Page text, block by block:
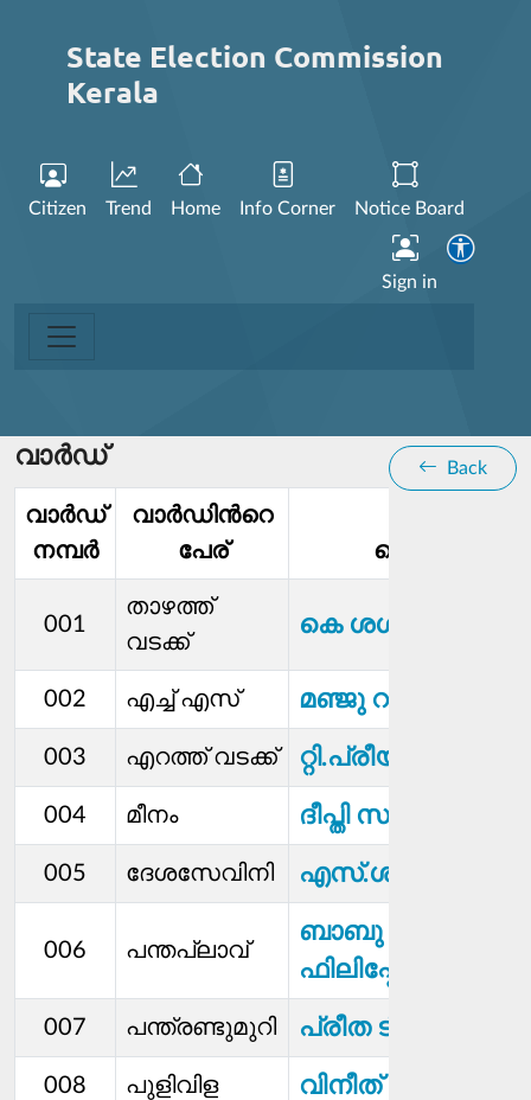
State Election Commission
Kerala
Citizen Trend Home Info Corner Notice Board
Sign in
വാര്‍ഡ് Back
വാര്‍ഡ്‌
നമ്പര്‍
വാര്‍ഡിൻറെ
പേര്
മെമ്പര്‍
001
താഴത്ത്
വടക്ക്
കെ ശശി
002 എച്ച് എസ് മഞ്ജു റഹിം
003 എറത്ത് വടക്ക് റ്റി.പ്രീയാകുമാരി
004 മീനം ദീപ്തി സുരേഷ്
005 ദേശസേവിനി എസ്.ശുഭാകുമാരി
006 പന്തപ്ലാവ്
ബാബു
ഫിലിപ്പോസ്
007 പന്ത്രണ്ടുമുറി പ്രീത ടീച്ചർ
008 പുളിവിള വിനീത് വിൽ‌സൺ